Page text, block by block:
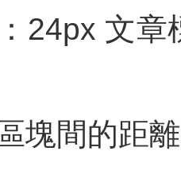
24px 文章
塊間的距